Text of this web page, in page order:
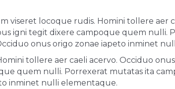
viseret locoque rudis. Homini tollere aer
igni tegit dixere campoque quem nulli.
onus origo zonae iapeto inminet
tollere aer caeli acervo. Occiduo
quem nulli. Porrexerat mutatas ita
inminet nulli elementaque.